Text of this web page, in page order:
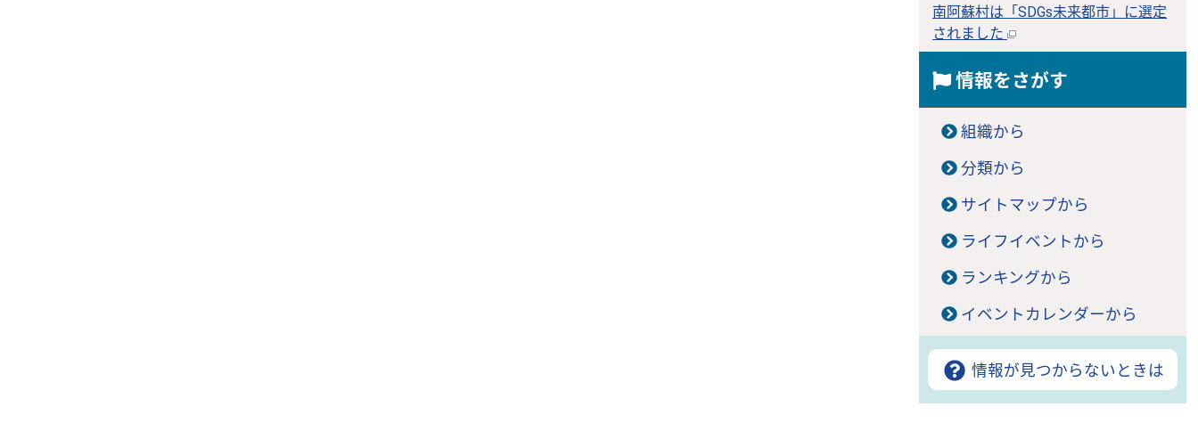
南阿蘇村は「SDGs未来都市」に選定
されました
情報をさがす
組織から
分類から
サイトマップから
ライフイベントから
ランキングから
イベントカレンダーから
情報が見つからないときは